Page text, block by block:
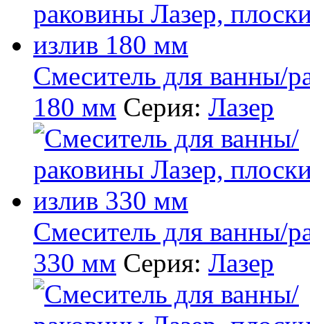
Смеситель для ванны/
180 мм Серия: Лазер
Смеситель для ванны/
330 мм Серия: Лазер